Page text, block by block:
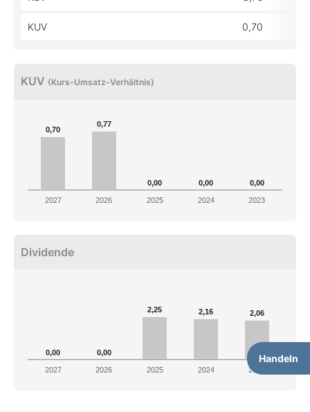
Handeln
KUV 0,70
KUV (Kurs-Umsatz-Verhältnis)
0,70
0,77
0,00 0,00 0,00
2027 2026 2025 2024 2023
Dividende
0,00 0,00
2,25 2,16 2,06
2027 2026 2025 2024 2023